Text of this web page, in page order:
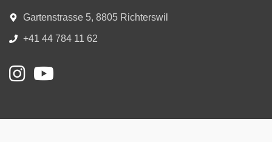
Gartenstrasse 5, 8805 Richterswil
+41 44 784 11 62